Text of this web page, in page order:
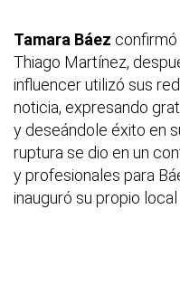
Tamara Báez confirmó
Thiago Martínez,
influencer utilizó sus
noticia, expresando
y deseándole éxito en
ruptura se dio en un
y profesionales para
inauguró su propio local